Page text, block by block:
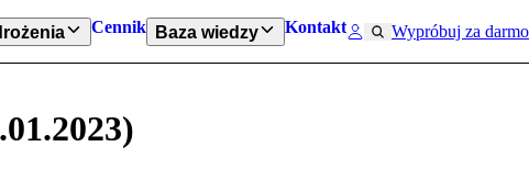
Cennik Baza wiedzy Kontakt Wypróbuj za darmo